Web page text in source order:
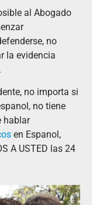
al Abogado
no
la evidencia
no importa si
no tiene
hablar
en Espanol,
A USTED las 24